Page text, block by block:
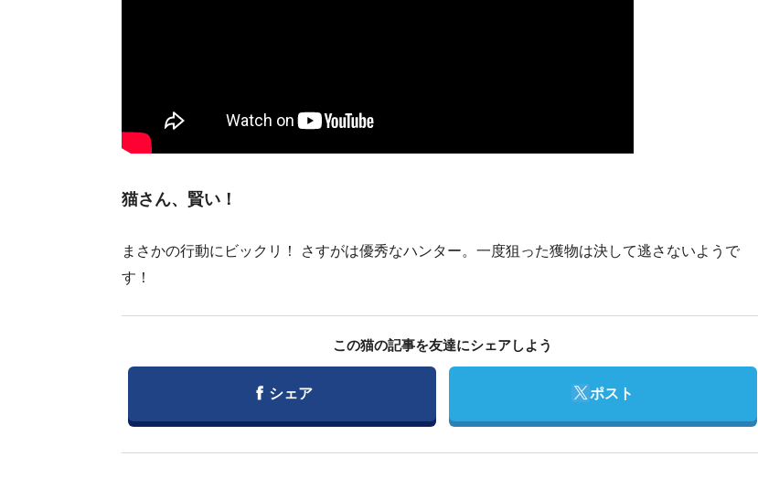
猫さん、賢い！
まさかの行動にビックリ！ さすがは優秀なハンター。一度狙った獲物は決して逃さないようで
す！
この猫の記事を友達にシェアしよう
Facebook
シェア Twitter
ポスト